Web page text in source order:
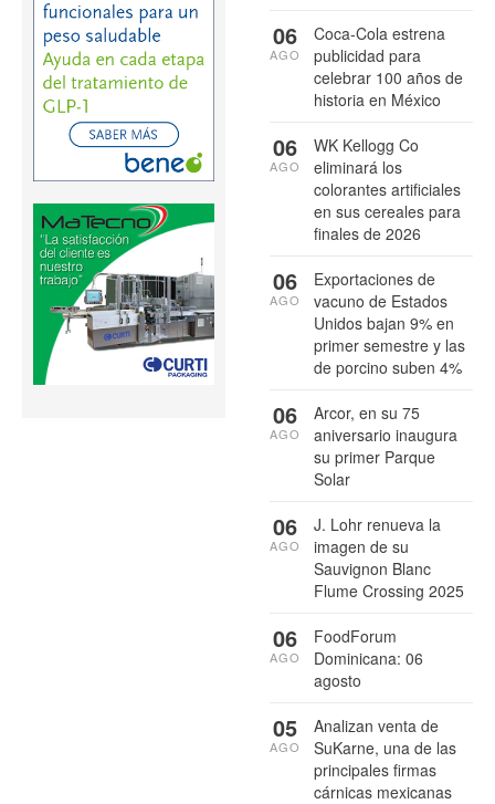
Coca-Cola estrena
publicidad para
celebrar 100 años de
historia en México
06
AGO
WK Kellogg Co
eliminará los
colorantes artificiales
en sus cereales para
finales de 2026
06
AGO
Exportaciones de
vacuno de Estados
Unidos bajan 9% en
primer semestre y las
de porcino suben 4%
06
AGO
Arcor, en su 75
aniversario inaugura
su primer Parque
Solar
06
AGO
J. Lohr renueva la
imagen de su
Sauvignon Blanc
Flume Crossing 2025
06
AGO
FoodForum
Dominicana: 06
agosto
06
AGO
Analizan venta de
SuKarne, una de las
principales firmas
cárnicas mexicanas
05
AGO